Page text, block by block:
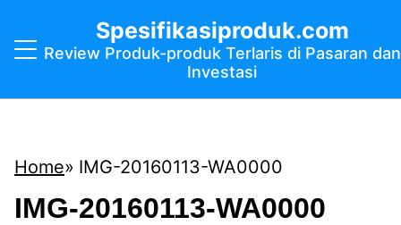
Spesifikasiproduk.com
Review Produk-produk Terlaris di Pasaran dan
Investasi
Home IMG-20160113-WA0000
IMG-20160113-WA0000